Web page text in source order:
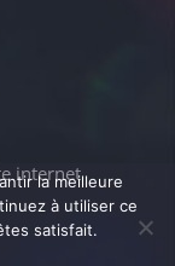
internet
la meilleure
à utiliser ce
satisfait.